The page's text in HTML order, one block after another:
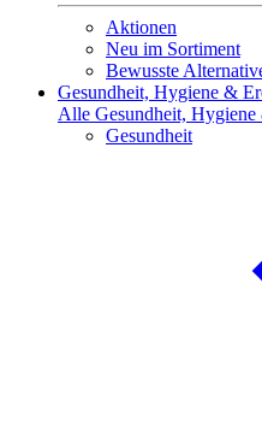
Aktionen
Neu im Sortiment
Bewusste
Gesundheit, Hygiene &
Alle Gesundheit,
Gesundheit